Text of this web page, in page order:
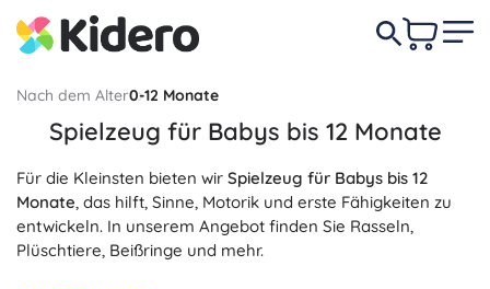
Nach dem Alter0-12 Monate
Spielzeug für Babys bis 12 Monate
Für die Kleinsten bieten wir Spielzeug für Babys bis 12
Monate, das hilft, Sinne, Motorik und erste Fähigkeiten zu
entwickeln. In unserem Angebot finden Sie Rasseln,
Plüschtiere, Beißringe und mehr.